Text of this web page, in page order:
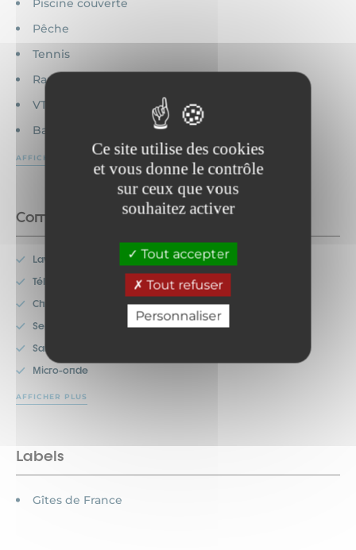
Ce site utilise des cookies
et vous donne le contrôle
sur ceux que vous
souhaitez activer
Tout accepter
Tout refuser
Personnaliser
Piscine couverte
Pêche
Tennis
Randonnée
VTT
Baignade
AFFICHER PLUS
Commodités
Lave-vaisselle
Télévision
Chauffage
Service de ménage
Salon de jardin
Micro-onde
AFFICHER PLUS
Labels
Gîtes de France